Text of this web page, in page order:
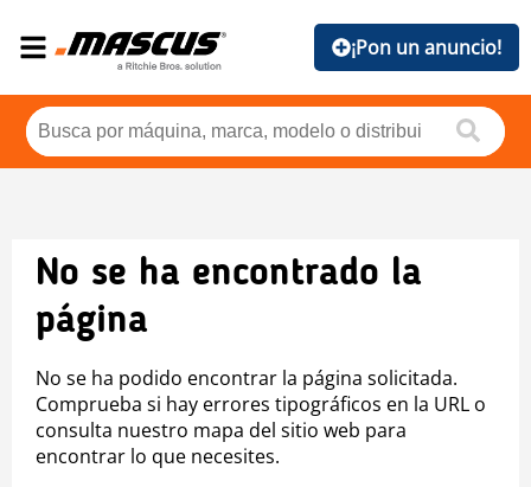
¡Pon un anuncio!
No se ha encontrado la
página
No se ha podido encontrar la página solicitada.
Comprueba si hay errores tipográficos en la URL o
consulta nuestro mapa del sitio web para
encontrar lo que necesites.